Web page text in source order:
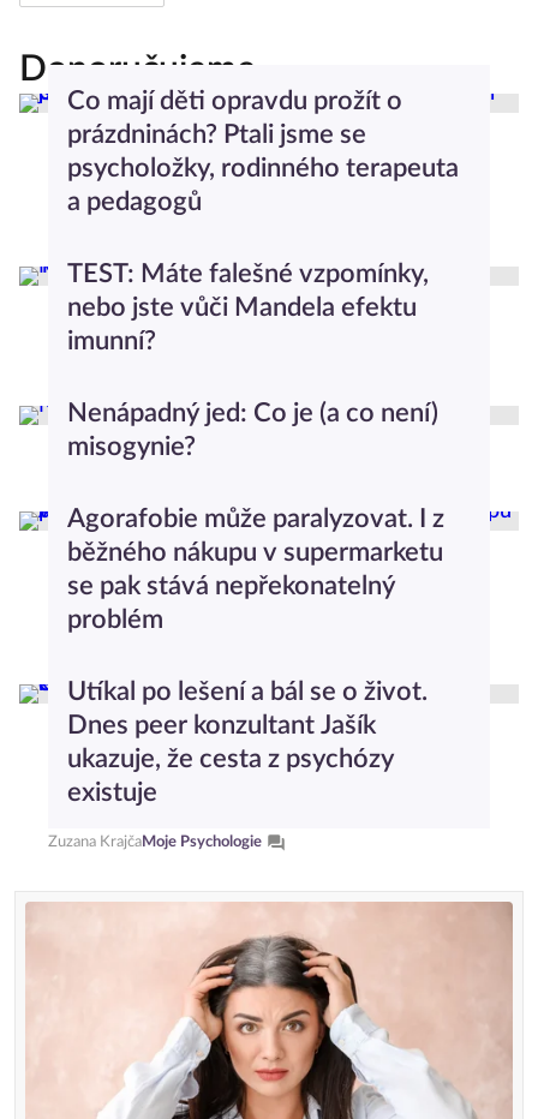
Doporučujeme
Co mají děti opravdu prožít o
prázdninách? Ptali jsme se
psycholožky, rodinného terapeuta
a pedagogů
TEST: Máte falešné vzpomínky,
nebo jste vůči Mandela efektu
imunní?
Nenápadný jed: Co je (a co není)
misogynie?
Agorafobie může paralyzovat. I z
běžného nákupu v supermarketu
se pak stává nepřekonatelný
problém
Utíkal po lešení a bál se o život.
Dnes peer konzultant Jašík
ukazuje, že cesta z psychózy
existuje
Zuzana KrajčaMoje Psychologie